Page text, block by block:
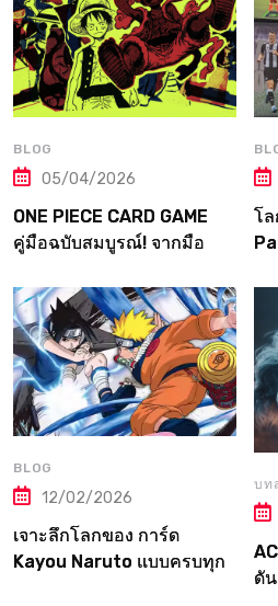
BLOG
05/04/2026
ONE PIECE CARD GAME
คู่มือฉบับสมบูรณ์! จากมือ
วงการการ์ด
โ
BLOG
12/02/2026
เจาะลึกโลกของ การ์ด
Kayou Naruto แบบครบทุก
บท
ดั